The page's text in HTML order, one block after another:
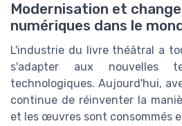
Modernisation et
numériques dans le
L'industrie du livre théâtral a
s'adapter aux nouvelles
technologiques. Aujourd'hui,
continue de réinventer la
et les œuvres sont consommés